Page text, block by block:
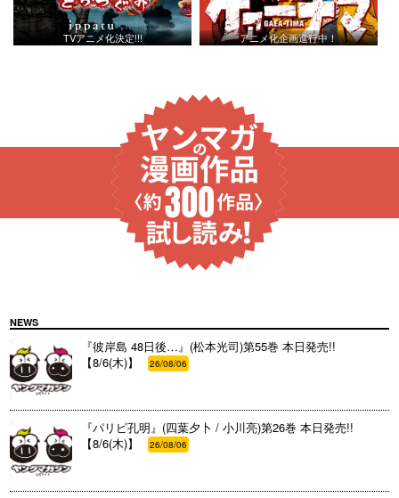
TVアニメ化決定!!! アニメ化企画進行中！
NEWS
『彼岸島 48日後…』(松本光司)第55巻 本日発売!!
【8/6(木)】
26/08/06
『パリピ孔明』(四葉夕卜 / 小川亮)第26巻 本日発売!!
【8/6(木)】
26/08/06